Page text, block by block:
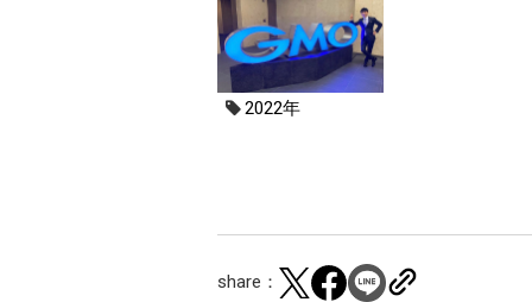
2022年
share：